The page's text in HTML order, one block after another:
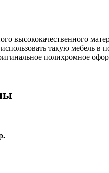
высококачественного
такую мебель
полихромное